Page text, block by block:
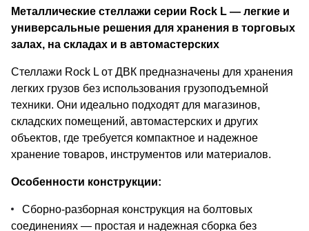
Металлические стеллажи серии Rock L — легкие и
универсальные решения для хранения в торговых
залах, на складах и в автомастерских
Стеллажи Rock L от ДВК предназначены для хранения
легких грузов без использования грузоподъемной
техники. Они идеально подходят для магазинов,
складских помещений, автомастерских и других
объектов, где требуется компактное и надежное
хранение товаров, инструментов или материалов.
Особенности конструкции:
Сборно-разборная конструкция на болтовых
соединениях — простая и надежная сборка без